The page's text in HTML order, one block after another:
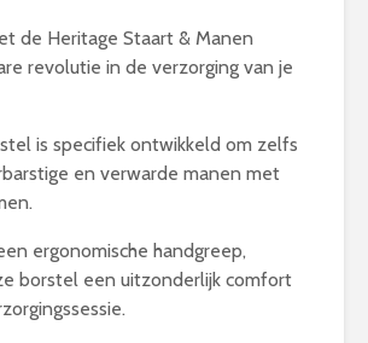
de Heritage Staart & Manen
revolutie in de verzorging van je
is specifiek ontwikkeld om zelfs
en verwarde manen met
ergonomische handgreep,
borstel een uitzonderlijk comfort